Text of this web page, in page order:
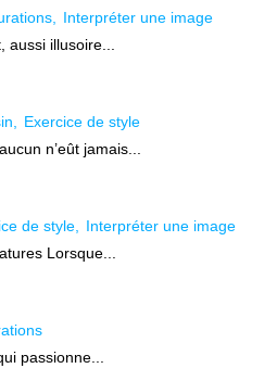
Interpréter une image
illusoire...
Exercice de style
n’eût jamais...
de style
Interpréter une image
Lorsque...
passionne...